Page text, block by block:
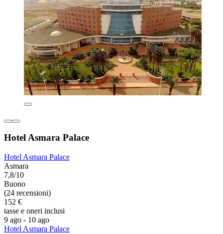
Hotel Asmara Palace
Hotel Asmara Palace
Asmara
7,8/10
Buono
(24 recensioni)
152 €
tasse e oneri inclusi
9 ago - 10 ago
Hotel Asmara Palace